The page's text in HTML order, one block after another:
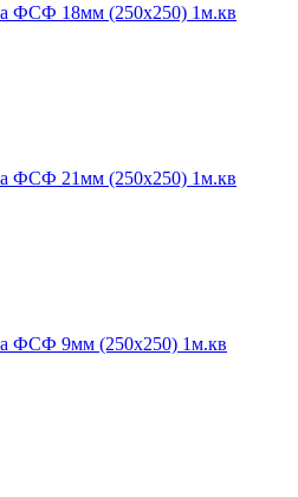
ФСФ 18мм (250х250) 1м.кв
ФСФ 21мм (250х250) 1м.кв
ФСФ 9мм (250х250) 1м.кв